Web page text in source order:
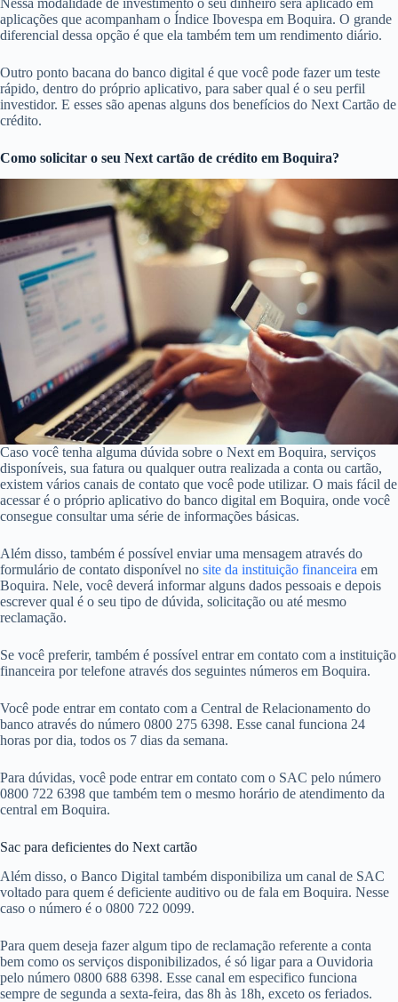
aplicações que acompanham o Índice Ibovespa em Boquira. O grande
diferencial dessa opção é que ela também tem um rendimento diário.
Outro ponto bacana do banco digital é que você pode fazer um teste
rápido, dentro do próprio aplicativo, para saber qual é o seu perfil
investidor. E esses são apenas alguns dos benefícios do Next Cartão de
crédito.
Como solicitar o seu Next cartão de crédito em Boquira?
Caso você tenha alguma dúvida sobre o Next em Boquira, serviços
disponíveis, sua fatura ou qualquer outra realizada a conta ou cartão,
existem vários canais de contato que você pode utilizar. O mais fácil de
acessar é o próprio aplicativo do banco digital em Boquira, onde você
consegue consultar uma série de informações básicas.
Além disso, também é possível enviar uma mensagem através do
formulário de contato disponível no site da instituição financeira em
Boquira. Nele, você deverá informar alguns dados pessoais e depois
escrever qual é o seu tipo de dúvida, solicitação ou até mesmo
reclamação.
Se você preferir, também é possível entrar em contato com a instituição
financeira por telefone através dos seguintes números em Boquira.
Você pode entrar em contato com a Central de Relacionamento do
banco através do número 0800 275 6398. Esse canal funciona 24
horas por dia, todos os 7 dias da semana.
Para dúvidas, você pode entrar em contato com o SAC pelo número
0800 722 6398 que também tem o mesmo horário de atendimento da
central em Boquira.
Sac para deficientes do Next cartão
Além disso, o Banco Digital também disponibiliza um canal de SAC
voltado para quem é deficiente auditivo ou de fala em Boquira. Nesse
caso o número é o 0800 722 0099.
Para quem deseja fazer algum tipo de reclamação referente a conta
bem como os serviços disponibilizados, é só ligar para a Ouvidoria
pelo número 0800 688 6398. Esse canal em especifico funciona
sempre de segunda a sexta-feira, das 8h às 18h, exceto os feriados.